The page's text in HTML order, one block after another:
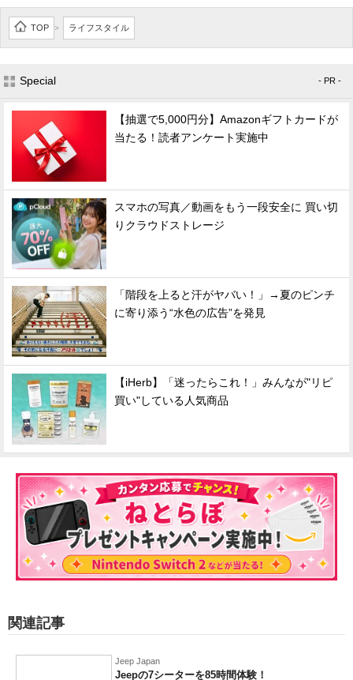
TOP > ライフスタイル
Special - PR -
【抽選で5,000円分】Amazonギフトカードが
当たる！読者アンケート実施中
スマホの写真／動画をもう一段安全に 買い切
りクラウドストレージ
「階段を上ると汗がヤバい！」→夏のピンチ
に寄り添う“水色の広告”を発見
【iHerb】「迷ったらこれ！」みんなが"リピ
買い"している人気商品
関連記事
Jeep Japan
Jeepの7シーターを85時間体験！